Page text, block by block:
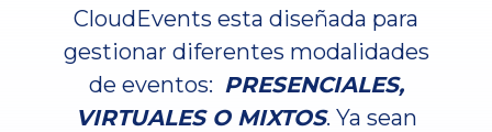
CloudEvents esta diseñada para
gestionar diferentes modalidades
de eventos: PRESENCIALES,
VIRTUALES O MIXTOS. Ya sean